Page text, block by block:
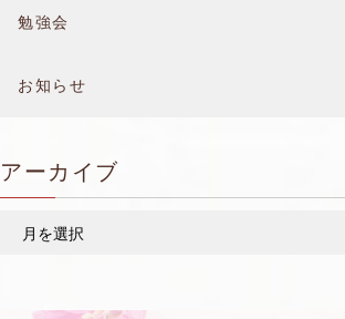
勉強会
お知らせ
アーカイブ